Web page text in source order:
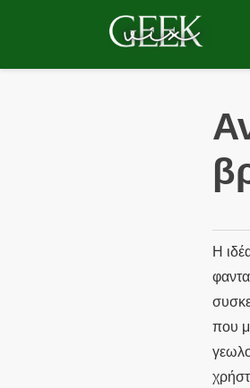
Η
που